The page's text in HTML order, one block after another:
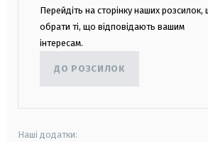
Перейдіть на сторінку наших розсилок,
обрати ті, що відповідають вашим
інтересам.
ДО РОЗСИЛОК
Наші додатки: